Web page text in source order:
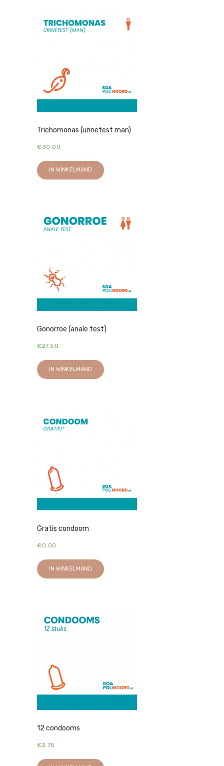
Trichomonas (urinetest man)
€30.00
IN WINKELMAND
Gonorroe (anale test)
€27.50
IN WINKELMAND
Gratis condoom
€0.00
IN WINKELMAND
12 condooms
€2.75